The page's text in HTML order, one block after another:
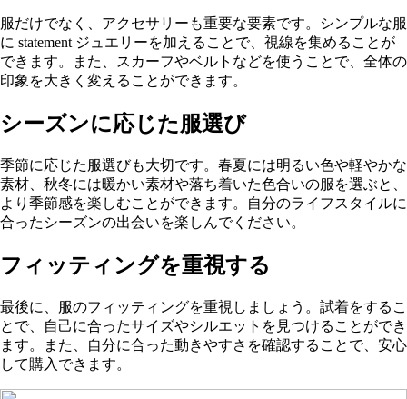
服だけでなく、アクセサリーも重要な要素です。シンプルな服
に statement ジュエリーを加えることで、視線を集めることが
できます。また、スカーフやベルトなどを使うことで、全体の
印象を大きく変えることができます。
シーズンに応じた服選び
季節に応じた服選びも大切です。春夏には明るい色や軽やかな
素材、秋冬には暖かい素材や落ち着いた色合いの服を選ぶと、
より季節感を楽しむことができます。自分のライフスタイルに
合ったシーズンの出会いを楽しんでください。
フィッティングを重視する
最後に、服のフィッティングを重視しましょう。試着をするこ
とで、自己に合ったサイズやシルエットを見つけることができ
ます。また、自分に合った動きやすさを確認することで、安心
して購入できます。